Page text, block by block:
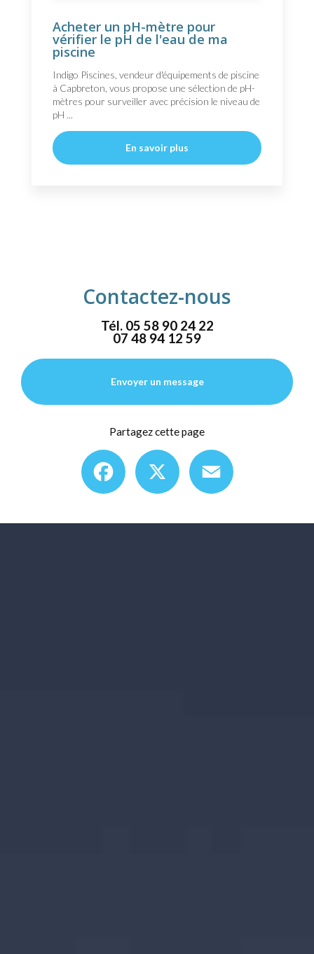
Acheter un pH-mètre pour
vérifier le pH de l'eau de ma
piscine
Indigo Piscines, vendeur d'équipements de piscine
à Capbreton, vous propose une sélection de pH-
mètres pour surveiller avec précision le niveau de
pH ...
En savoir plus
Contactez-nous
Tél. 05 58 90 24 22
07 48 94 12 59
Envoyer un message
Partagez cette page
Facebook